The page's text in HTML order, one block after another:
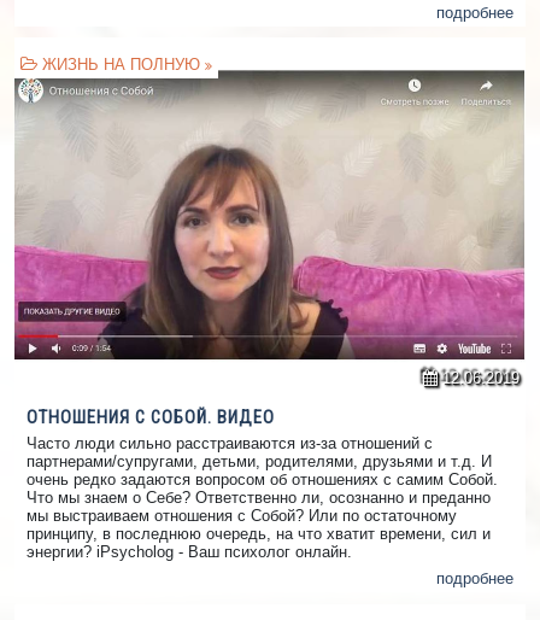
подробнее
ЖИЗНЬ НА ПОЛНУЮ
12.06.2019
ОТНОШЕНИЯ С СОБОЙ. ВИДЕО
Часто люди сильно расстраиваются из-за отношений с
партнерами/супругами, детьми, родителями, друзьями и т.д. И
очень редко задаются вопросом об отношениях с самим Собой.
Что мы знаем о Себе? Ответственно ли, осознанно и преданно
мы выстраиваем отношения с Собой? Или по остаточному
принципу, в последнюю очередь, на что хватит времени, сил и
энергии? iPsycholog - Ваш психолог онлайн.
подробнее